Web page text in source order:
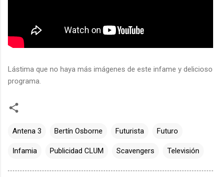
Lástima que no haya más imágenes de este infame y delicioso
programa.
Antena 3 Bertín Osborne Futurista Futuro
Infamia Publicidad CLUM Scavengers Televisión